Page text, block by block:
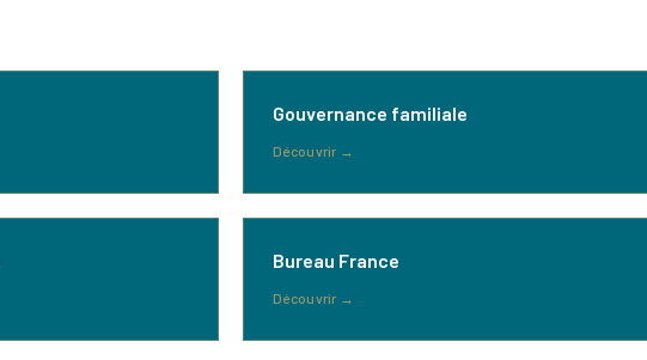
Gouvernance familiale
Découvrir→
Bureau France
Découvrir→